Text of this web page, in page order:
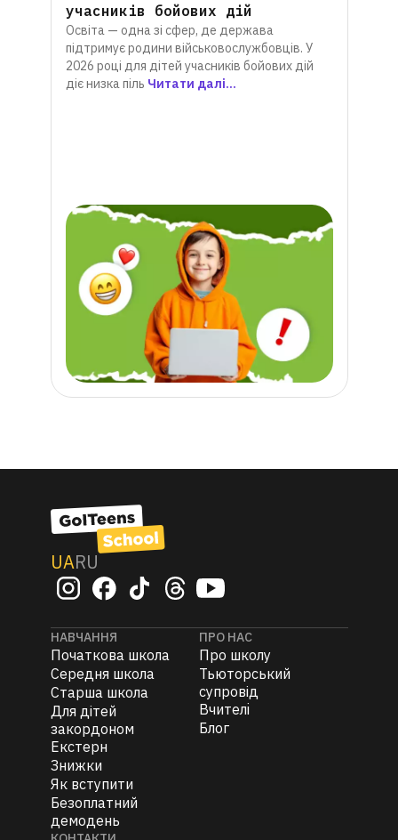
учасників бойових дій
Освіта — одна зі сфер, де держава
підтримує родини військовослужбовців. У
2026 році для дітей учасників бойових дій
діє низка піль Читати далі...
UARU
НАВЧАННЯ
Початкова школа
Середня школа
Старша школа
Для дітей
закордоном
Екстерн
Знижки
Як вступити
Безоплатний
демодень
ПРО НАС
Про школу
Тьюторський
супровід
Вчителi
Блог